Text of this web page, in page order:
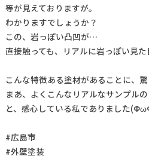
等が見えておりますが。
わかりますでしょうか？
この、岩っぽい凸凹が…
直接触っても、リアルに岩っぽい見た
こんな特徴ある塗材があることに、
まあ、よくこんなリアルなサンプル
と、感心している私でありました
#広島市
#外壁塗装